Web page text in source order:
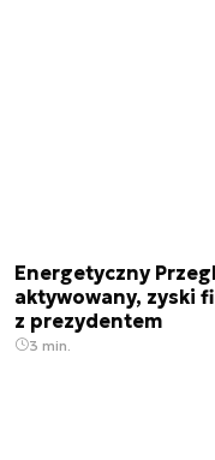
Energetyczny
aktywowany, zyski
z prezydentem
3 min.